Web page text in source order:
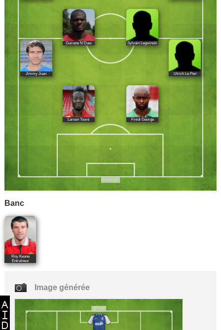
Guirane N'Daw Sylvain Legwinski
Jimmy Juan Ulrich Le Pen
Larsen Touré Finidi George
Banc
Roy Keane
Entraîneur
Image générée